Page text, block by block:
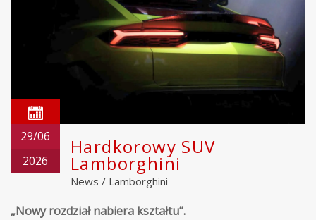
29/06
2026
Hardkorowy SUV
Lamborghini
News / Lamborghini
„Nowy rozdział nabiera kształtu”.